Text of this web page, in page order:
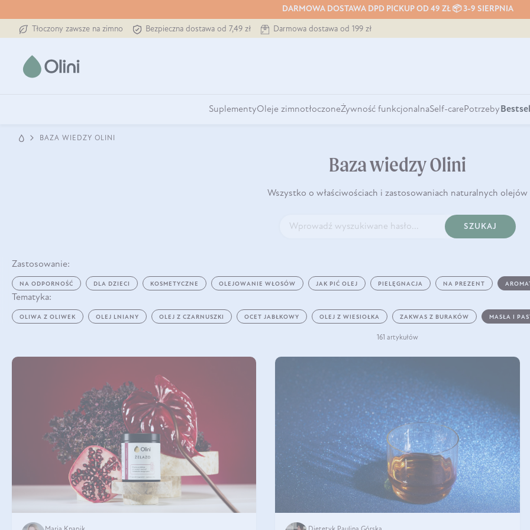
DARMOWA DOSTAWA DPD PICKUP OD 49 ZŁ 📦 3-9 SIERPNIA
Tłoczony zawsze na zimno Bezpieczna dostawa od 7,49 zł Darmowa dostawa od 199 zł
SuplementyOleje zimnotłoczoneŻywność funkcjonalnaSelf-carePotrzeby
BAZA WIEDZY OLINI
Baza wiedzy Olini
Wszystko o właściwościach i zastosowaniach naturalnych olejów
SZUKAJ
Zastosowanie:
NA ODPORNOŚĆ DLA DZIECI KOSMETYCZNE OLEJOWANIE WŁOSÓW JAK PIĆ OLEJ PIELĘGNACJA NA PREZENT
Tematyka:
OLIWA Z OLIWEK OLEJ LNIANY OLEJ Z CZARNUSZKI OCET JABŁKOWY OLEJ Z WIESIOŁKA ZAKWAS Z BURAKÓW MASŁA I
161 artykułów